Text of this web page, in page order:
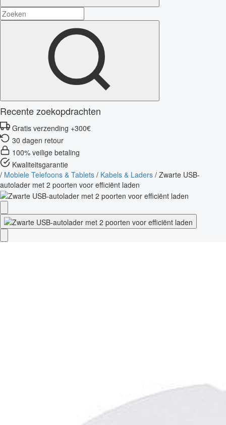
Recente zoekopdrachten
Gratis verzending +300€
30 dagen retour
100% veilige betaling
Kwaliteitsgarantie
/ Mobiele Telefoons & Tablets / Kabels & Laders / Zwarte USB-
autolader met 2 poorten voor efficiënt laden